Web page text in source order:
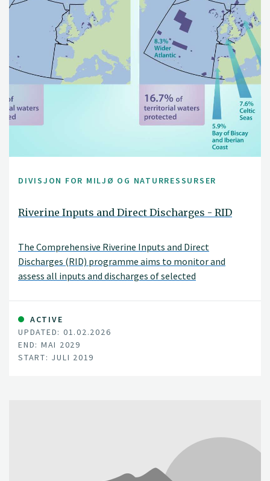
DIVISJON FOR MILJØ OG NATURRESSURSER
Riverine Inputs and Direct Discharges - RID
The Comprehensive Riverine Inputs and Direct
Discharges (RID) programme aims to monitor and
assess all inputs and discharges of selected
regions that are carried via rivers into tidal waters, or are
discharged directly into the sea, for example through
sewage pipelines or activities like aquaculture inputting
substances directly.
ACTIVE
UPDATED: 01.02.2026
END: MAI 2029
START: JULI 2019